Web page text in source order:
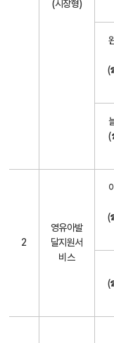
정
금
(시장형)
2
영유아발
달지원서
비스